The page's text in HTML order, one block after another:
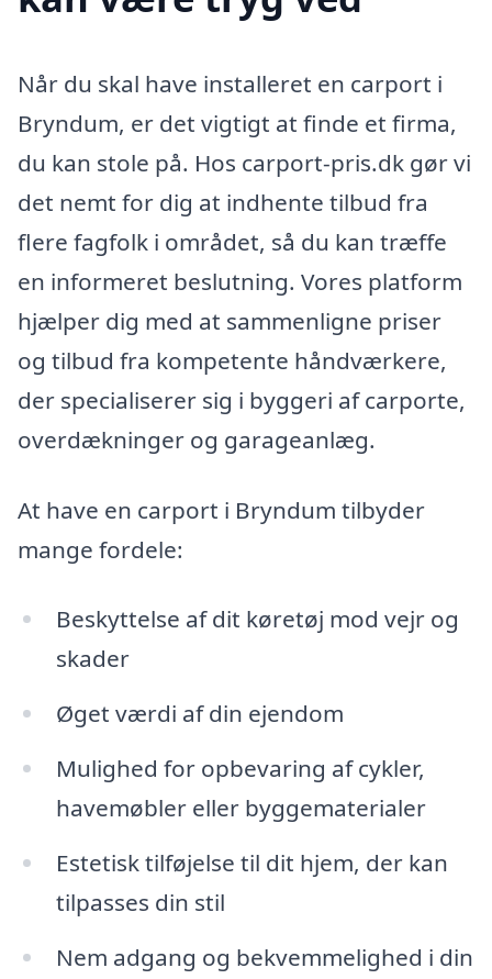
Når du skal have installeret en carport i
Bryndum, er det vigtigt at finde et firma,
du kan stole på. Hos carport-pris.dk gør vi
det nemt for dig at indhente tilbud fra
flere fagfolk i området, så du kan træffe
en informeret beslutning. Vores platform
hjælper dig med at sammenligne priser
og tilbud fra kompetente håndværkere,
der specialiserer sig i byggeri af carporte,
overdækninger og garageanlæg.
At have en carport i Bryndum tilbyder
mange fordele:
Beskyttelse af dit køretøj mod vejr og
skader
Øget værdi af din ejendom
Mulighed for opbevaring af cykler,
havemøbler eller byggematerialer
Estetisk tilføjelse til dit hjem, der kan
tilpasses din stil
Nem adgang og bekvemmelighed i din